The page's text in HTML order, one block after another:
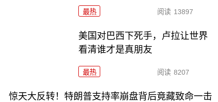
最热 阅读 13897
美国对巴西下死手，卢拉让世界
看清谁才是真朋友
最热 阅读 8207
惊天大反转！特朗普支持率崩盘背后竟藏致命一击